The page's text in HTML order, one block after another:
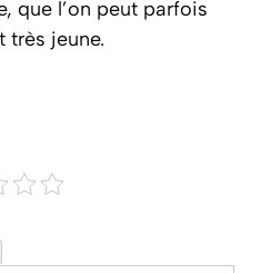
que l’on peut parfois
très jeune.